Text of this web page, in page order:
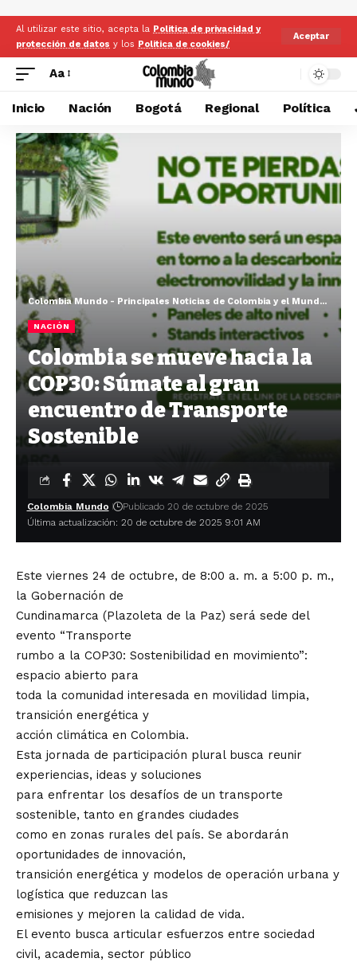
Al utilizar este sitio, acepta la Politica de privacidad y
protección de datos y los Politica de cookies/
Aceptar
Aa
Inicio Nación Bogotá Regional Política
Colombia Mundo - Principales Noticias de Colombia y el Mundo Hoy
NACIÓN
Colombia se mueve hacia la
COP30: Súmate al gran
encuentro de Transporte
Sostenible
Última actualización: 20 de octubre de 2025 9:01 AM
Colombia Mundo Publicado 20 de octubre de 2025
Este viernes 24 de octubre, de 8:00 a. m. a 5:00 p. m.,
la Gobernación de
Cundinamarca (Plazoleta de la Paz) será sede del
evento “Transporte
rumbo a la COP30: Sostenibilidad en movimiento”:
espacio abierto para
toda la comunidad interesada en movilidad limpia,
transición energética y
acción climática en Colombia.
Esta jornada de participación plural busca reunir
experiencias, ideas y soluciones
para enfrentar los desafíos de un transporte
sostenible, tanto en grandes ciudades
como en zonas rurales del país. Se abordarán
oportunidades de innovación,
transición energética y modelos de operación urbana y
logística que reduzcan las
emisiones y mejoren la calidad de vida.
El evento busca articular esfuerzos entre sociedad
civil, academia, sector público